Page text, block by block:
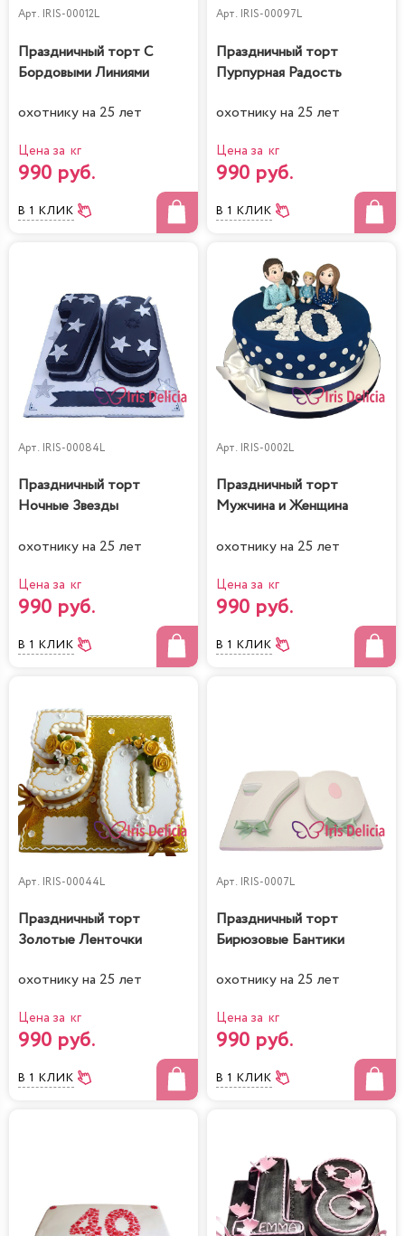
Арт. IRIS-00012L
Праздничный торт С
Бордовыми Линиями
охотнику на 25 лет
Цена за кг
990 руб.
В 1 КЛИК
Арт. IRIS-00097L
Праздничный торт
Пурпурная Радость
охотнику на 25 лет
Цена за кг
990 руб.
В 1 КЛИК
Арт. IRIS-00084L
Праздничный торт
Ночные Звезды
охотнику на 25 лет
Цена за кг
990 руб.
В 1 КЛИК
Арт. IRIS-0002L
Праздничный торт
Мужчина и Женщина
охотнику на 25 лет
Цена за кг
990 руб.
В 1 КЛИК
Арт. IRIS-00044L
Праздничный торт
Золотые Ленточки
охотнику на 25 лет
Цена за кг
990 руб.
В 1 КЛИК
Арт. IRIS-0007L
Праздничный торт
Бирюзовые Бантики
охотнику на 25 лет
Цена за кг
990 руб.
В 1 КЛИК